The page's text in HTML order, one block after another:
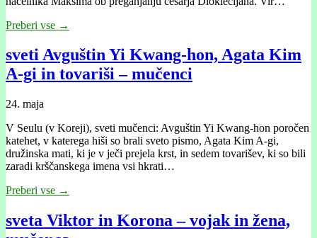
Preberi vse →
sveti Avguštin Yi Kwang-hon, Agata Kim
A-gi in tovariši – mučenci
24. maja
V Seulu (v Koreji), sveti mučenci: Avguštin Yi Kwang-hon poročen
katehet, v katerega hiši so brali sveto pismo, Agata Kim A-gi,
družinska mati, ki je v ječi prejela krst, in sedem tovarišev, ki so bili
zaradi krščanskega imena vsi hkrati…
Preberi vse →
sveta Viktor in Korona – vojak in žena,